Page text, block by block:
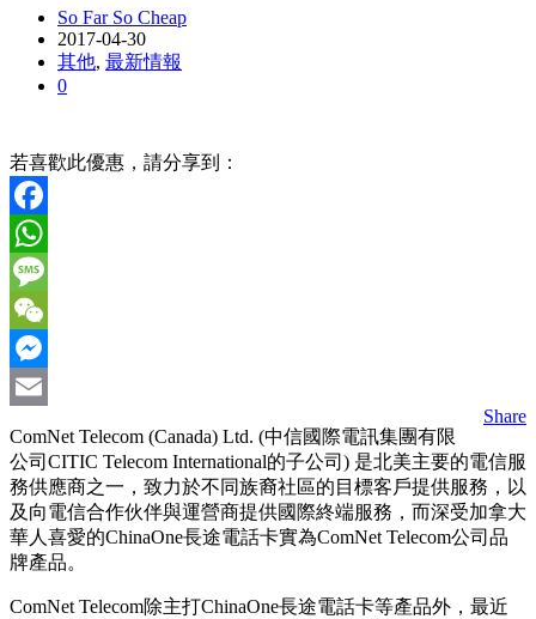
So Far So Cheap
2017-04-30
其他, 最新情報
0
若喜歡此優惠，請分享到：
Facebook
WhatsApp
Message
WeChat
Messenger
Share
ComNet Telecom (Canada) Ltd. (中信國際電訊集團有限
公司CITIC Telecom International的子公司) 是北美主要的電信服
務供應商之一，致力於不同族裔社區的目標客戶提供服務，以
及向電信合作伙伴與運營商提供國際終端服務，而深受加拿大
華人喜愛的ChinaOne長途電話卡實為ComNet Telecom公司品
牌產品。
ComNet Telecom除主打ChinaOne長途電話卡等產品外，最近